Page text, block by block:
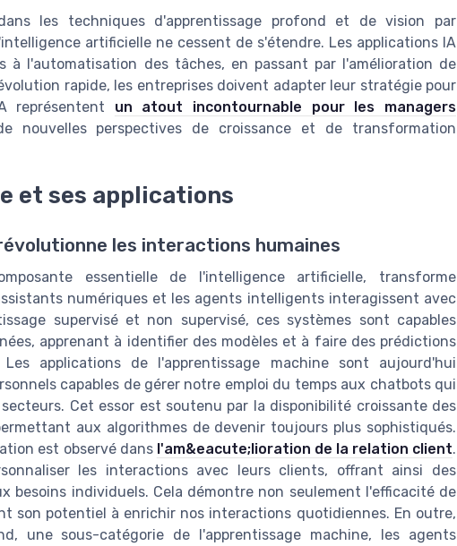
les techniques d'apprentissage profond et de vision par
artificielle ne cessent de s'étendre. Les applications IA
à l'automatisation des tâches, en passant par l'amélioration de
rapide, les entreprises doivent adapter leur stratégie pour
représentent un atout incontournable pour les managers
nouvelles perspectives de croissance et de transformation
et ses applications
les interactions humaines
essentielle de l'intelligence artificielle, transforme
numériques et les agents intelligents interagissent avec
supervisé et non supervisé, ces systèmes sont capables
apprenant à identifier des modèles et à faire des prédictions
applications de l'apprentissage machine sont aujourd'hui
capables de gérer notre emploi du temps aux chatbots qui
Cet essor est soutenu par la disponibilité croissante des
aux algorithmes de devenir toujours plus sophistiqués.
est observé dans l'am&eacute;lioration de la relation client.
les interactions avec leurs clients, offrant ainsi des
besoins individuels. Cela démontre non seulement l'efficacité de
son potentiel à enrichir nos interactions quotidiennes. En outre,
une sous-catégorie de l'apprentissage machine, les agents